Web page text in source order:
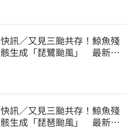
快訊／又見三颱共存！鯨魚殘
骸生成「琵鷺颱風」 最新路
快訊／又見三颱共存！鯨魚殘
骸生成「琵琶颱風」 最新路